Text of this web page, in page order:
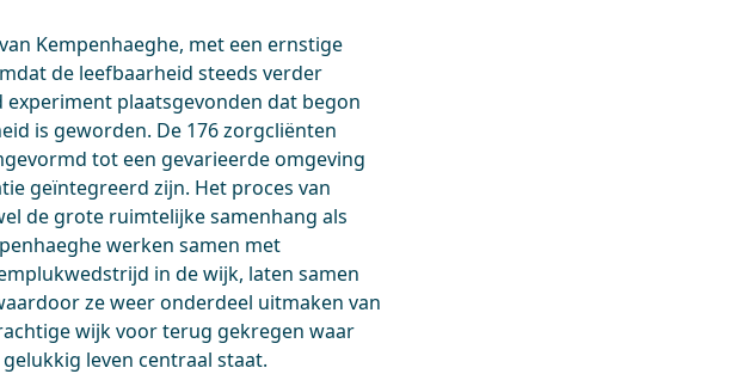
Kempenhaeghe, met een ernstige
de leefbaarheid steeds verder
plaatsgevonden dat begon
is geworden. De 176 zorgcliënten
tot een gevarieerde omgeving
geïntegreerd zijn. Het proces van
de grote ruimtelijke samenhang als
werken samen met
in de wijk, laten samen
ze weer onderdeel uitmaken van
wijk voor terug gekregen waar
leven centraal staat.